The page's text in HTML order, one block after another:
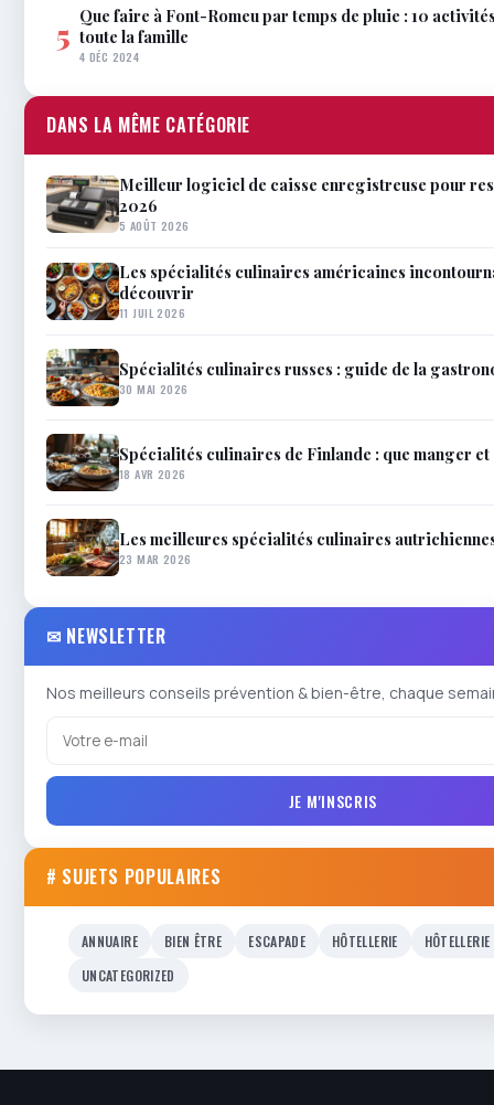
5 Que faire à Font-Romeu par temps de pluie : 10
toute la famille
4 DÉC 2024
DANS LA MÊME CATÉGORIE
Meilleur logiciel de caisse enregistreuse pour
2026
5 AOÛT 2026
Les spécialités culinaires américaines
découvrir
11 JUIL 2026
Spécialités culinaires russes : guide de la
30 MAI 2026
Spécialités culinaires de Finlande : que manger
18 AVR 2026
Les meilleures spécialités culinaires
23 MAR 2026
✉ NEWSLETTER
Nos meilleurs conseils prévention & bien-être, chaque
JE M'INSCRIS
# SUJETS POPULAIRES
ANNUAIRE BIEN ÊTRE ESCAPADE HÔTELLERIE
UNCATEGORIZED